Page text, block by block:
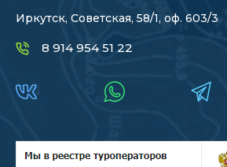
Иркутск, Советская, 58/1, оф. 603/3
8 914 954 51 22